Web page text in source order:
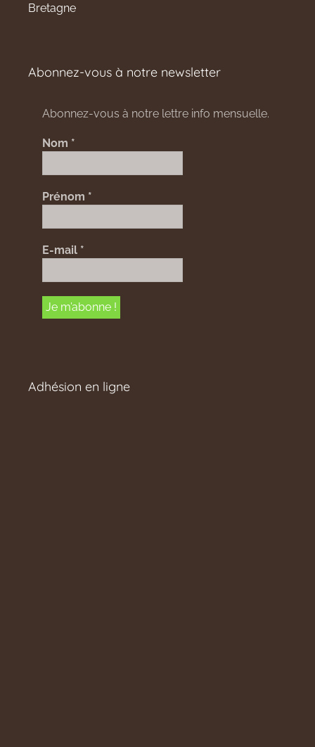
Bretagne
Abonnez-vous à notre newsletter
Abonnez-vous à notre lettre info mensuelle.
Nom *
Prénom *
E-mail *
Adhésion en ligne